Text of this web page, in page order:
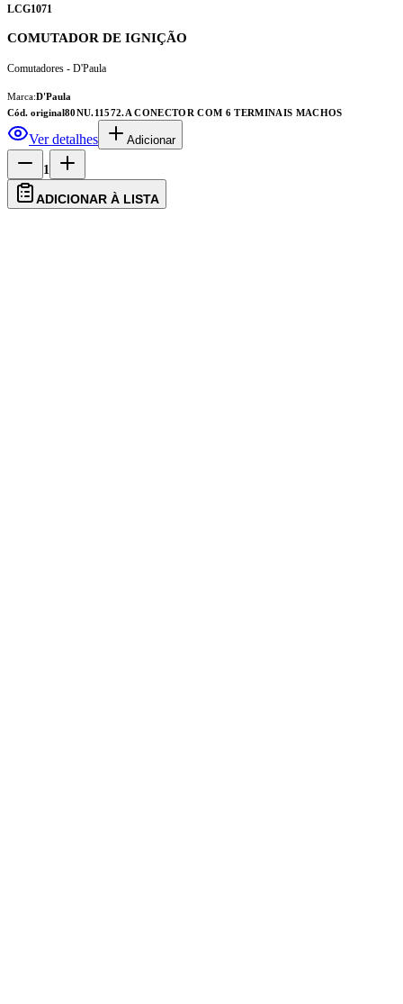
LCG1071
COMUTADOR DE IGNIÇÃO
Comutadores - D'Paula
Marca:D'Paula
Cód. original80NU.11572.A CONECTOR COM 6 TERMINAIS MACHOS
Ver detalhes Adicionar
1
ADICIONAR À LISTA